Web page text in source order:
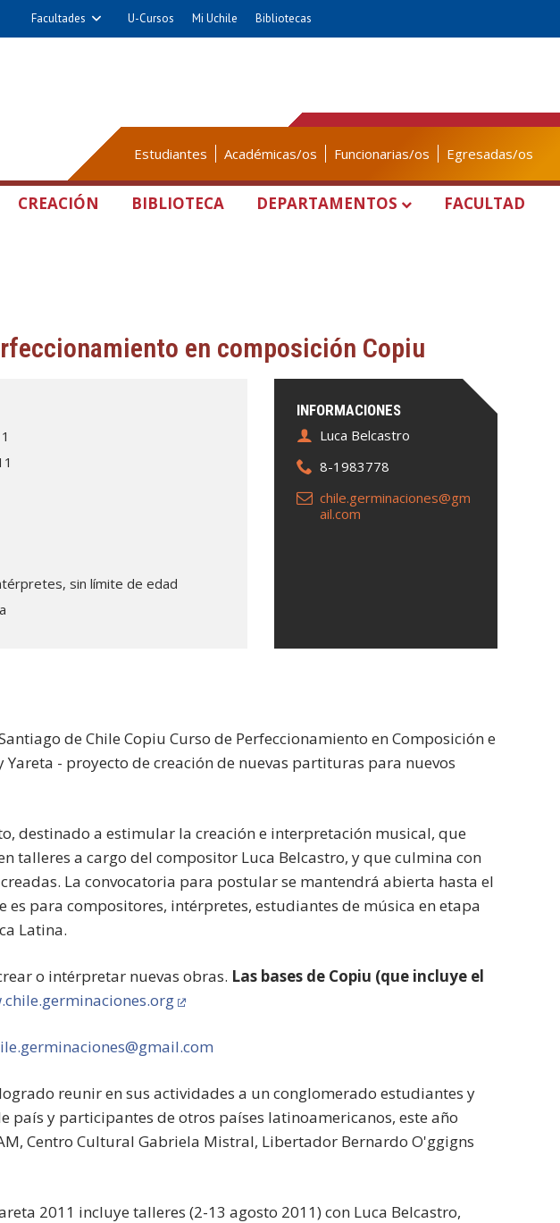
Facultades U-Cursos Mi Uchile Bibliotecas
Estudiantes Académicas/os Funcionarias/os Egresadas/os
CREACIÓN BIBLIOTECA DEPARTAMENTOS FACULTAD
en composición Copiu
INFORMACIONES
Luca Belcastro
8-1983778
chile.germinaciones@gm
ail.com
sin límite de edad
de Chile Copiu Curso de Perfeccionamiento en Composición e
- proyecto de creación de nuevas partituras para nuevos
destinado a estimular la creación e interpretación musical, que
talleres a cargo del compositor Luca Belcastro, y que culmina con
La convocatoria para postular se mantendrá abierta hasta el
para compositores, intérpretes, estudiantes de música en etapa
Latina.
o intérpretar nuevas obras. Las bases de Copiu (que incluye el
reunir en sus actividades a un conglomerado estudiantes y
país y participantes de otros países latinoamericanos, este año
Centro Cultural Gabriela Mistral, Libertador Bernardo O'ggigns
2011 incluye talleres (2-13 agosto 2011) con Luca Belcastro,